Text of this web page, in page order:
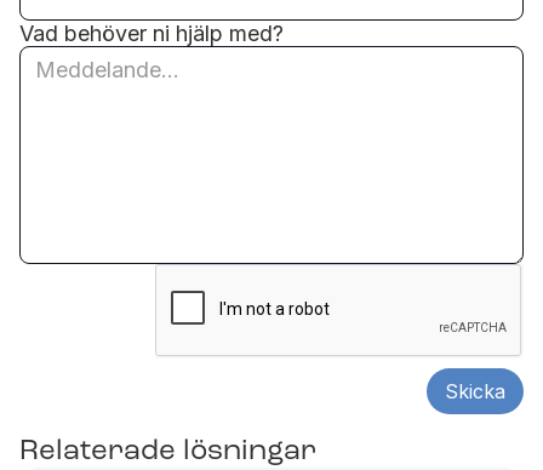
Vad behöver ni hjälp med?
Relaterade lösningar